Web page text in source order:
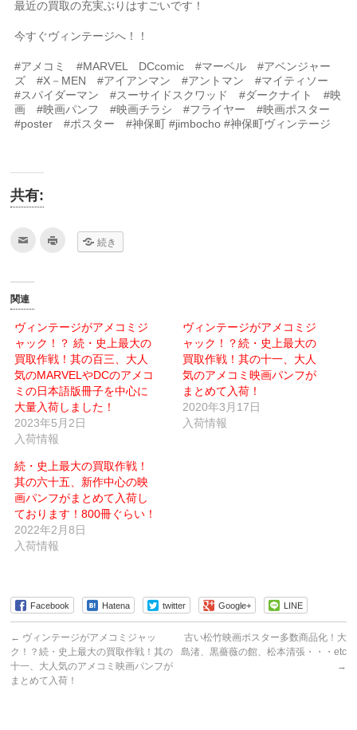
最近の買取の充実ぶりはすごいです！
今すぐヴィンテージへ！！
#アメコミ #MARVEL DCcomic #マーベル #アベンジャー
ズ #X－MEN #アイアンマン #アントマン #マイティソー
#スパイダーマン #スーサイドスクワッド #ダークナイト #映
画 #映画パンフ #映画チラシ #フライヤー #映画ポスター
#poster #ポスター #神保町 #jimbocho #神保町ヴィンテージ
共有:
て
メ
ー
ル
で
送
信
(新
し
い
ウ
ィ
ン
ド
ウ
開
き
ま
す)
し
ウ
ィ
ン
ド
ウ
で
開
き
ま
す)
続き
関連
ヴィンテージがアメコミジ
ャック！？ 続・史上最大の
買取作戦！其の百三、大人
気のMARVELやDCのアメコ
ミの日本語版冊子を中心に
大量入荷しました！
2023年5月2日
入荷情報
ヴィンテージがアメコミジ
ャック！？続・史上最大の
買取作戦！其の十一、大人
気のアメコミ映画パンフが
まとめて入荷！
2020年3月17日
入荷情報
続・史上最大の買取作戦！
其の六十五、新作中心の映
画パンフがまとめて入荷し
ております！800冊ぐらい！
2022年2月8日
入荷情報
Facebook Hatena twitter Google+ LINE
← ヴィンテージがアメコミジャッ
ク！？続・史上最大の買取作戦！其の
十一、大人気のアメコミ映画パンフが
まとめて入荷！
古い松竹映画ポスター多数商品化！大
島渚、黒薔薇の館、松本清張・・・etc
→